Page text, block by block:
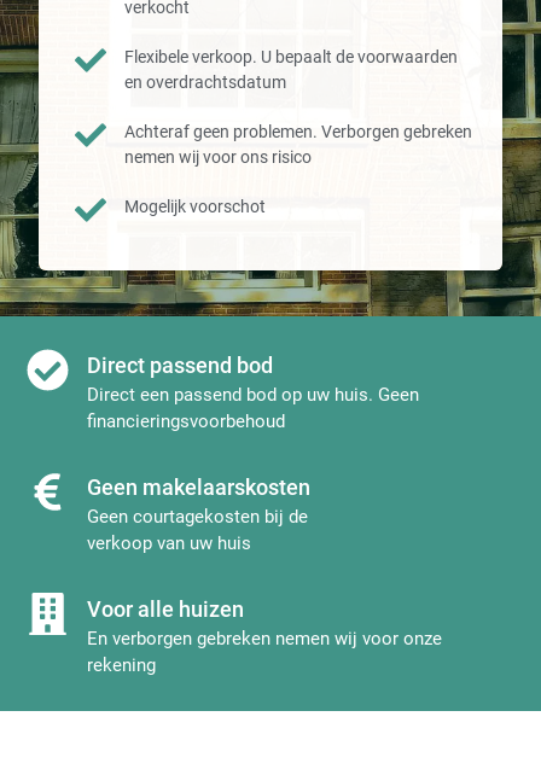
verkocht
Flexibele verkoop. U bepaalt de voorwaarden
en overdrachtsdatum
Achteraf geen problemen. Verborgen gebreken
nemen wij voor ons risico
Mogelijk voorschot
Direct passend bod
Direct een passend bod op uw huis. Geen
financieringsvoorbehoud
Geen makelaarskosten
Geen courtagekosten bij de
verkoop van uw huis
Voor alle huizen
En verborgen gebreken nemen wij voor onze
rekening